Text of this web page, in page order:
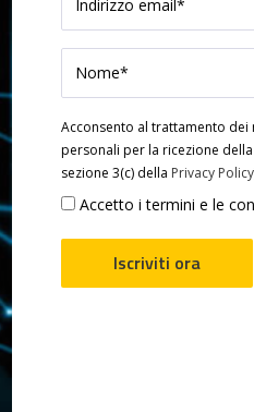
Acconsento al trattamento dei
personali per la ricezione
sezione 3(c) della Privacy Policy
Accetto i termini e le